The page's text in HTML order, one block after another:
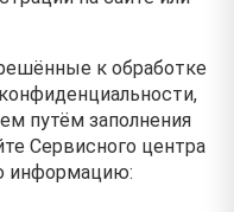
к обработке
путём заполнения
Сервисного центра
информацию: